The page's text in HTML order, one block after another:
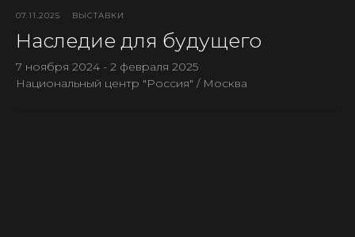
07.11.2025 ВЫСТАВКИ
Наследие для будущего
7 ноября 2024 - 2 февраля 2025
Национальный центр "Россия" / Москва